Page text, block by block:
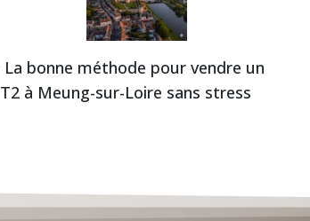
La bonne méthode pour vendre un
T2 à Meung-sur-Loire sans stress